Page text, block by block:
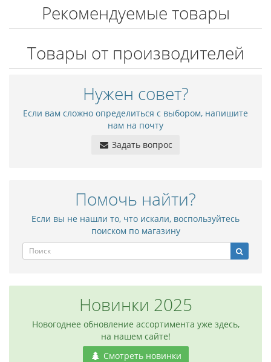
Рекомендуемые товары
Товары от производителей
Нужен совет?
Если вам сложно определиться с выбором, напишите
нам на почту
Задать вопрос
Помочь найти?
Если вы не нашли то, что искали, воспользуйтесь
поиском по магазину
Новинки 2025
Новогоднее обновление ассортимента уже здесь,
на нашем сайте!
Смотреть новинки